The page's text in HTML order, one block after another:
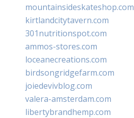
mountainsideskateshop.com
kirtlandcitytavern.com
301nutritionspot.com
ammos-stores.com
loceanecreations.com
birdsongridgefarm.com
joiedevivblog.com
valera-amsterdam.com
libertybrandhemp.com